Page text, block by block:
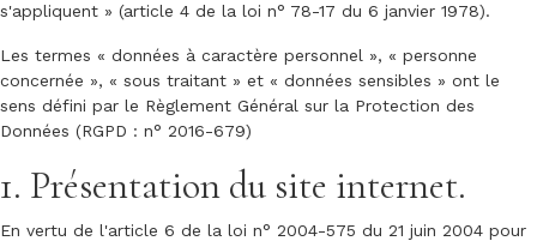
s'appliquent » (article 4 de la loi n° 78-17 du 6 janvier 1978).
Les termes « données à caractère personnel », « personne
concernée », « sous traitant » et « données sensibles » ont le
sens défini par le Règlement Général sur la Protection des
Données (RGPD : n° 2016-679)
1. Présentation du site internet.
En vertu de l'article 6 de la loi n° 2004-575 du 21 juin 2004 pour